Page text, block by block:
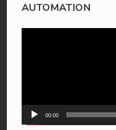
AUTOMATION
00:00